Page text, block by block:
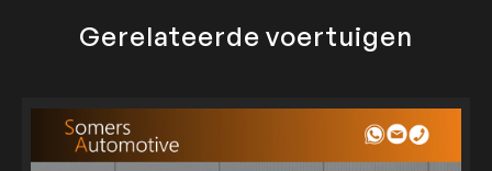
Gerelateerde voertuigen